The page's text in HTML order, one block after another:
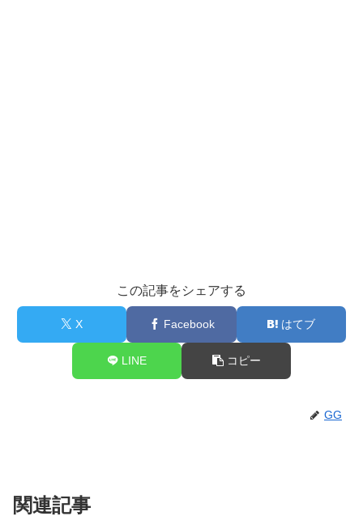
この記事をシェアする
X Facebook はてブ
LINE コピー
GG
関連記事